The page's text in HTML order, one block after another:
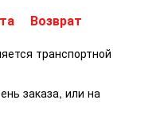
Возврат
транспортной
заказа, или на